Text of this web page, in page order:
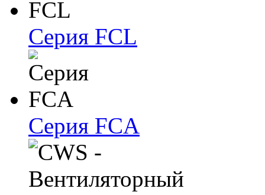
Серия FCL
Серия FCA